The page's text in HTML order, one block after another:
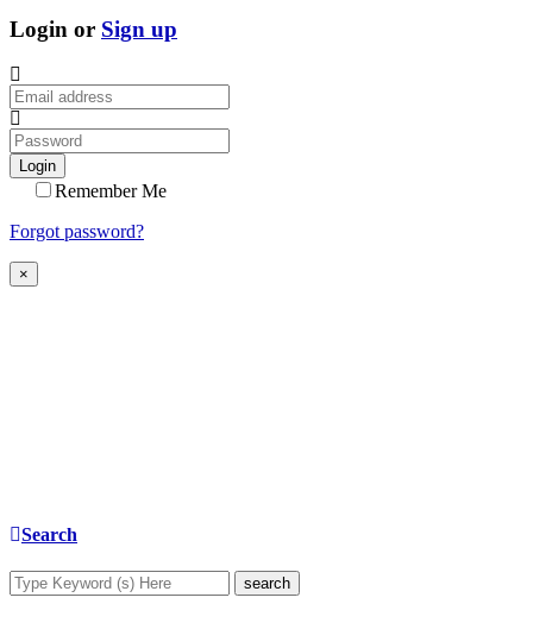
Login or Sign up
Login
Remember Me
Forgot password?
×
Search
search